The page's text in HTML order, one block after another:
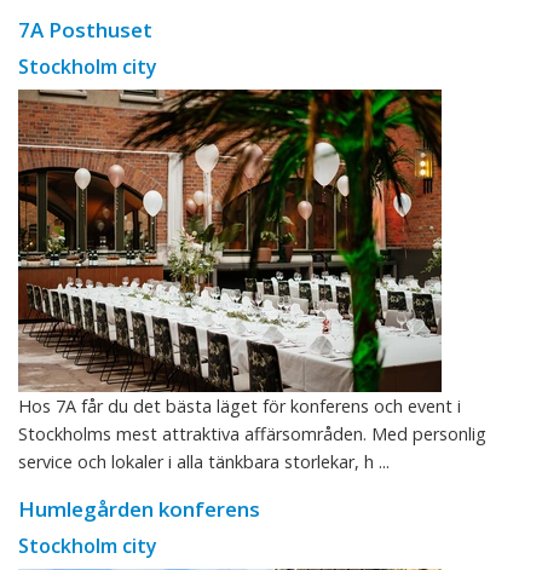
7A Posthuset
Stockholm city
Hos 7A får du det bästa läget för konferens och event i
Stockholms mest attraktiva affärsområden. Med personlig
service och lokaler i alla tänkbara storlekar, h ...
Humlegården konferens
Stockholm city